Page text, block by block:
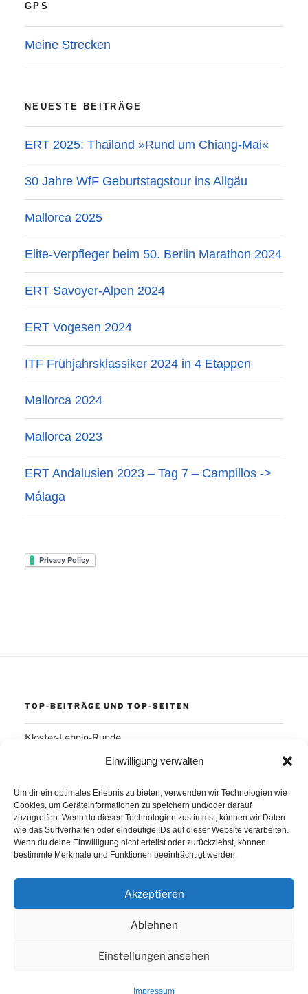
Einwilligung verwalten
Um dir ein optimales Erlebnis zu bieten, verwenden wir Technologien wie
Cookies, um Geräteinformationen zu speichern und/oder darauf
zuzugreifen. Wenn du diesen Technologien zustimmst, können wir Daten
wie das Surfverhalten oder eindeutige IDs auf dieser Website verarbeiten.
Wenn du deine Einwilligung nicht erteilst oder zurückziehst, können
bestimmte Merkmale und Funktionen beeinträchtigt werden.
Akzeptieren
Ablehnen
Einstellungen ansehen
Impressum
GPS
Meine Strecken
NEUESTE BEITRÄGE
ERT 2025: Thailand »Rund um Chiang-Mai«
30 Jahre WfF Geburtstagstour ins Allgäu
Mallorca 2025
Elite-Verpfleger beim 50. Berlin Marathon 2024
ERT Savoyer-Alpen 2024
ERT Vogesen 2024
ITF Frühjahrsklassiker 2024 in 4 Etappen
Mallorca 2024
Mallorca 2023
ERT Andalusien 2023 – Tag 7 – Campillos ->
Málaga
TOP-BEITRÄGE UND TOP-SEITEN
Kloster-Lehnin-Runde
Arber Daum Ergo 8i ErgoPlanet Frühsport
Havanna Kuba Laufen Los Angeles